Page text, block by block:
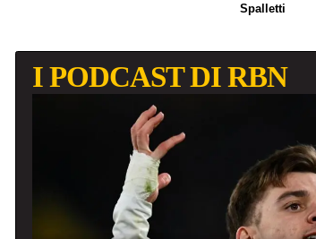
Spalletti
I PODCAST DI RBN